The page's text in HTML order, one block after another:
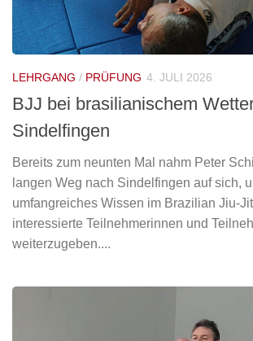
LEHRGANG / PRÜFUNG 4. JULI 2026
BJJ bei brasilianischem
Sindelfingen
Bereits zum neunten Mal nahm Peter
langen Weg nach Sindelfingen auf sich,
umfangreiches Wissen im Brazilian Jiu-
interessierte Teilnehmerinnen und
weiterzugeben....